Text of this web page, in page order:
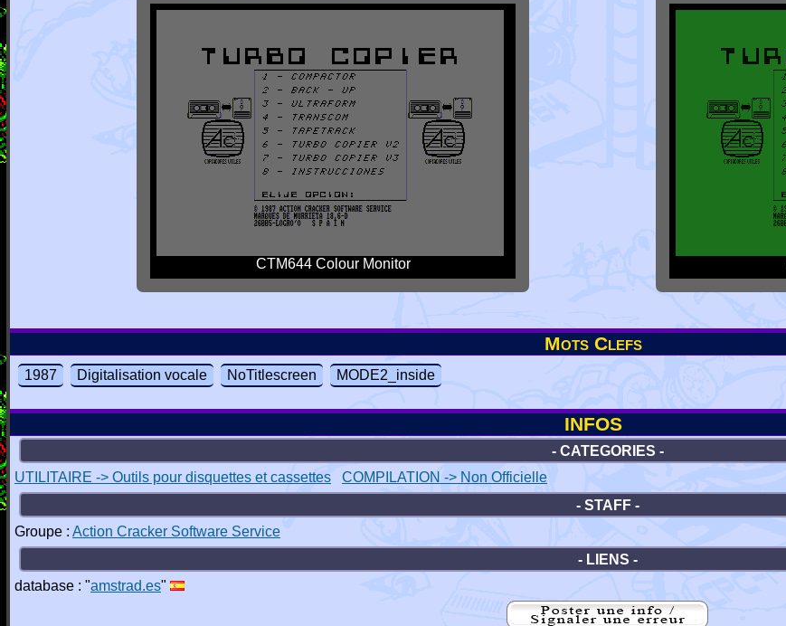
CTM644 Colour Monitor
Mots Clefs
1987 Digitalisation vocale NoTitlescreen MODE2_inside
INFOS
- CATEGORIES -
UTILITAIRE -> Outils pour disquettes et cassettes
COMPILATION -> Non Officielle
- STAFF -
Groupe : Action Cracker Software Service
- LIENS -
database : "amstrad.es"